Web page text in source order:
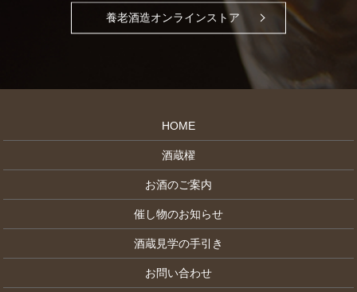
養老酒造オンラインストア
HOME
酒蔵櫂
お酒のご案内
催し物のお知らせ
酒蔵見学の手引き
お問い合わせ